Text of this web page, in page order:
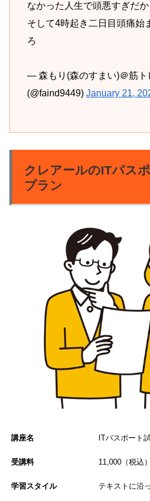
なかった人生で頭悪すぎだ
そして4時起き二日目頭痛
ろ
— 森もり(森のすまい)＠筋ト
(@faind9449) January 21,
クレアールのITパス
プラン
講座名 ITパスポート
受講料 11,000（税込）
学習スタイル テキストに沿